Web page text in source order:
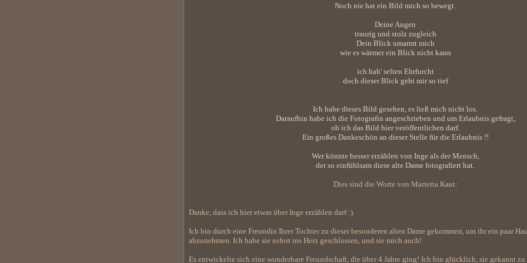
Noch nie hat ein Bild mich so bewegt.
Deine Augen
traurig und stolz zugleich
Dein Blick umarmt mich
wie es wärmer ein Blick nicht kann
ich hab' selten Ehrfurcht
doch dieser Blick geht mir so tief
Ich habe dieses Bild gesehen, es ließ mich nicht los.
Daraufhin habe ich die Fotografin angeschrieben und um Erlaubnis gefragt,
ob ich das Bild hier veröffentlichen darf.
Ein großes Dankeschön an dieser Stelle für die Erlaubnis !!
Wer könnte besser erzählen von Inge als der Mensch,
der so einfühlsam diese alte Dame fotografiert hat.
Dies sind die Worte von Marietta Kaut:
Danke, dass ich hier etwas über Inge erzählen darf :).
Ich bin durch eine Freundin Ihrer Tochter zu dieser besonderen alten Dame gekommen, um ihr ein paar
abzunehmen. Ich habe sie sofort ins Herz geschlossen, und sie mich auch!
Es entwickelte sich eine wunderbare Freundschaft, die über 4 Jahre ging! Ich bin glücklich, sie gekannt zu